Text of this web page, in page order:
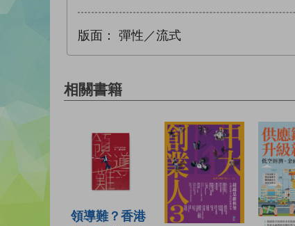
版面： 彈性／流式
相關書籍
領導難？香港